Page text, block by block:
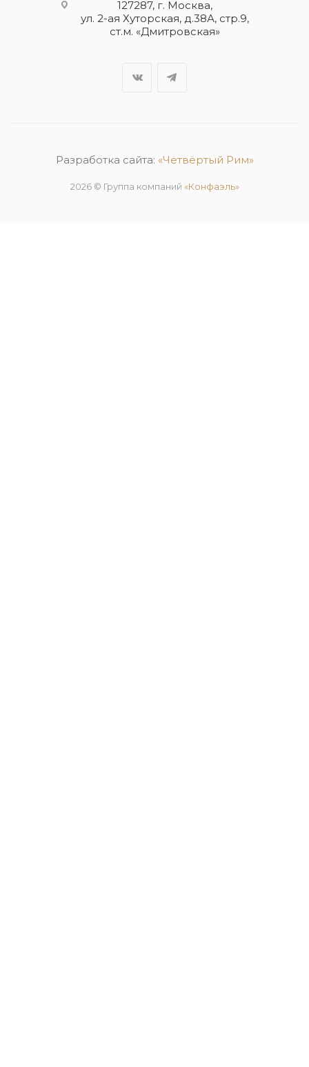
127287, г. Москва,
ул. 2-ая Хуторская, д.38А, стр.9,
ст.м. «Дмитровская»
Разработка сайта: «Четвёртый Рим»
2026 © Группа компаний «Конфаэль»